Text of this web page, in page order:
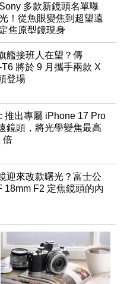
Sony 多款新鏡頭名單曝
！從魚眼變焦到超望遠
定焦原型鏡現身
艦接班人在望？傳
將於 9 月攜手兩款 X
登場
推出專屬 iPhone 17 Pro
鏡頭，將光學變焦最高
倍
迎來改款曙光？富士公
18mm F2 定焦鏡頭的內